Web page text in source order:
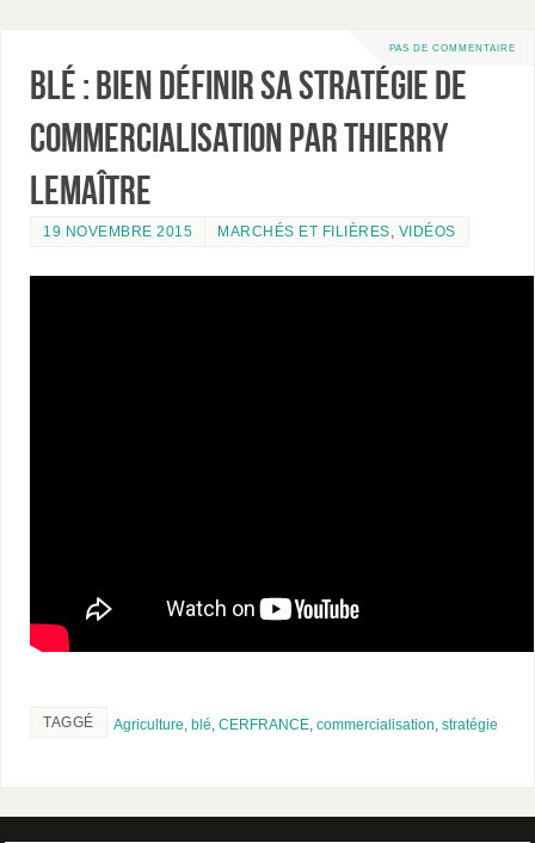
PAS DE COMMENTAIRE
Blé : bien définir sa stratégie de
commercialisation par Thierry
Lemaître
19 NOVEMBRE 2015 MARCHÉS ET FILIÈRES, VIDÉOS
TAGGÉ Agriculture, blé, CERFRANCE, commercialisation, stratégie